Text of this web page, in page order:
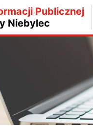
Publicznej
Niebylec